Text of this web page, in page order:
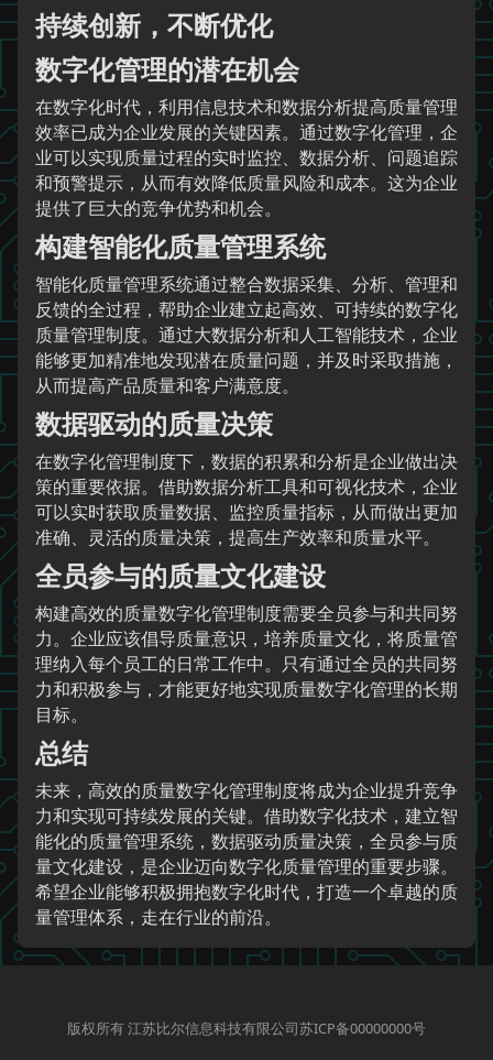
持续创新，不断优化
数字化管理的潜在机会
在数字化时代，利用信息技术和数据分析提高质量管理
效率已成为企业发展的关键因素。通过数字化管理，企
业可以实现质量过程的实时监控、数据分析、问题追踪
和预警提示，从而有效降低质量风险和成本。这为企业
提供了巨大的竞争优势和机会。
构建智能化质量管理系统
智能化质量管理系统通过整合数据采集、分析、管理和
反馈的全过程，帮助企业建立起高效、可持续的数字化
质量管理制度。通过大数据分析和人工智能技术，企业
能够更加精准地发现潜在质量问题，并及时采取措施，
从而提高产品质量和客户满意度。
数据驱动的质量决策
在数字化管理制度下，数据的积累和分析是企业做出决
策的重要依据。借助数据分析工具和可视化技术，企业
可以实时获取质量数据、监控质量指标，从而做出更加
准确、灵活的质量决策，提高生产效率和质量水平。
全员参与的质量文化建设
构建高效的质量数字化管理制度需要全员参与和共同努
力。企业应该倡导质量意识，培养质量文化，将质量管
理纳入每个员工的日常工作中。只有通过全员的共同努
力和积极参与，才能更好地实现质量数字化管理的长期
目标。
总结
未来，高效的质量数字化管理制度将成为企业提升竞争
力和实现可持续发展的关键。借助数字化技术，建立智
能化的质量管理系统，数据驱动质量决策，全员参与质
量文化建设，是企业迈向数字化质量管理的重要步骤。
希望企业能够积极拥抱数字化时代，打造一个卓越的质
量管理体系，走在行业的前沿。
版权所有 江苏比尔信息科技有限公司苏ICP备00000000号